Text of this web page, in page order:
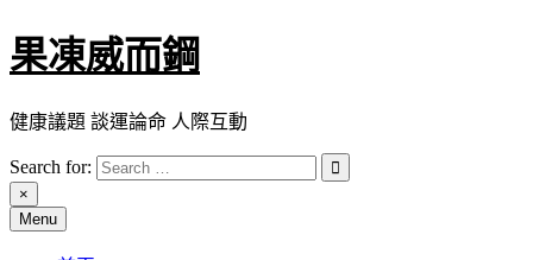
Skip
to
content
果凍威而鋼
健康議題 談運論命 人際互動
Search for:
×
Menu